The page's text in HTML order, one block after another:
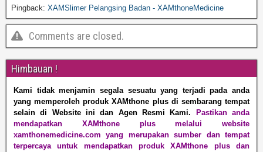
Pingback: XAMSlimer Pelangsing Badan - XAMthoneMedicine
Comments are closed.
Himbauan !
Kami tidak menjamin segala sesuatu yang terjadi pada anda
yang memperoleh produk XAMthone plus di sembarang tempat
selain di Website ini dan Agen Resmi Kami.
Pastikan anda
mendapatkan XAMthone plus melalui website
xamthonemedicine.com yang merupakan sumber dan tempat
terpercaya untuk mendapatkan produk XAMthone plus dan